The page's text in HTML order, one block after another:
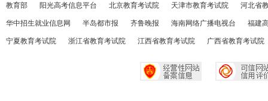
教育部 阳光高考信息平台 北京教育考试院 天津市教育考试院 河北省
华中招生就业信息网 半岛都市报 齐鲁晚报 海南网络广播电视台 福建
宁夏教育考试院 浙江省教育考试院 江西省教育考试院 广西省教育考试院